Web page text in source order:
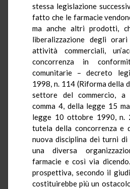
stessa legislazione
fatto che le farmacie
ma anche altri prodotti,
liberalizzazione degli
attività commerciali,
concorrenza in
comunitarie – decreto
1998, n. 114 (Riforma della
settore del commercio, a
comma 4, della legge 15
legge 10 ottobre 1990, n.
tutela della concorrenza e
nuova disciplina dei turni
una diversa
farmacie e così via
prospettiva, secondo il
costituirebbe più un